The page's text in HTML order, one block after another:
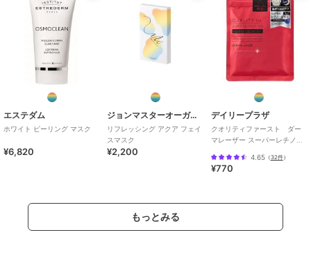
エステダム
ホワイト ピーリング マスク
¥6,820
ジョンマスターオーガニック
リフレッシング アクア フェイ
スマスク
¥2,200
デイリープラザ
クオリティファースト ダー
マレーザー スーパーレチノー
4.65（32件）
¥770
もっとみる